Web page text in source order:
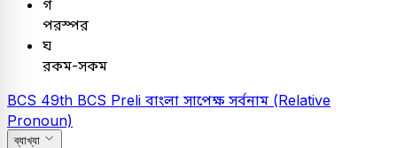
গ
পরস্পর
ঘ
রকম-সকম
BCS 49th BCS Preli বাংলা সাপেক্ষ সর্বনাম (Relative
Pronoun)
ব্যাখ্যা